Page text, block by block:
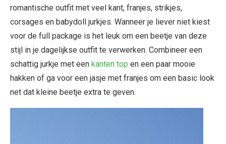
romantische outfit met veel kant, franjes, strikjes,
corsages en babydoll jurkjes. Wanneer je liever niet kiest
voor de full package is het leuk om een beetje van deze
stijl in je dagelijkse outfit te verwerken. Combineer een
schattig jurkje met een kanten top en een paar mooie
hakken of ga voor een jasje met franjes om een basic look
net dat kleine beetje extra te geven.